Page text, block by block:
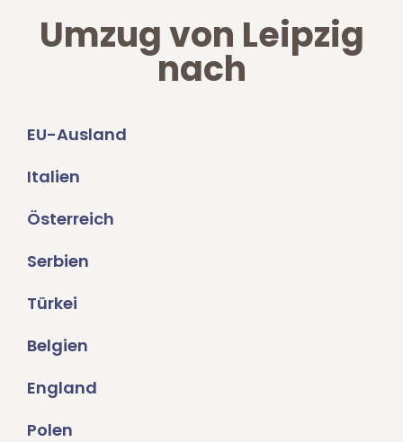
Umzug von Leipzig
nach
EU-Ausland
Italien
Österreich
Serbien
Türkei
Belgien
England
Polen